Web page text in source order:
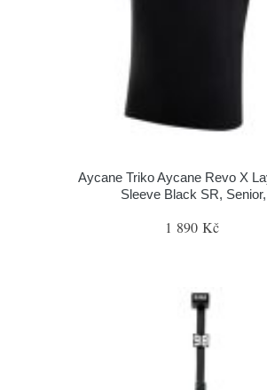
Aycane Triko Aycane Revo X
Sleeve Black SR,
1 890 Kč